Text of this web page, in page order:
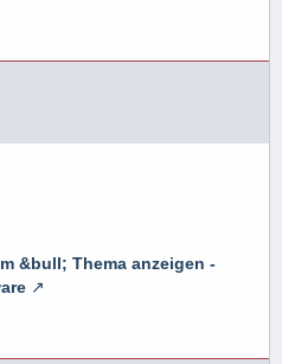
&bull; Thema anzeigen -